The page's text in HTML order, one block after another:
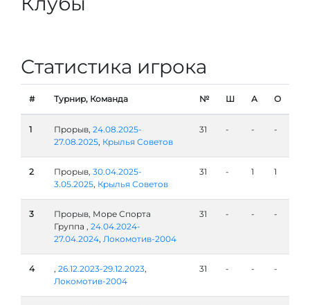
Статистика игрока
# Турнир, Команда № Ш А О
1 Прорыв, 24.08.2025-
27.08.2025, Крылья Советов
31 - - -
2 Прорыв, 30.04.2025-
3.05.2025, Крылья Советов
31 - 1 1
3
Прорыв, Море Спорта
Группа , 24.04.2024-
27.04.2024, Локомотив-2004
31 - - -
4 , 26.12.2023-29.12.2023,
Локомотив-2004
31 - - -